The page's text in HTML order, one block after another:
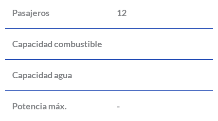
Pasajeros 12
Capacidad combustible
Capacidad agua
Potencia máx. -